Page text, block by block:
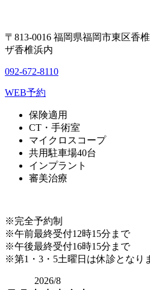
〒813-0016 福岡県福岡市東区香
ザ香椎浜内
092-672-8110
WEB予約
保険適用
CT・手術室
マイクロスコープ
共用駐車場40台
インプラント
審美治療
※完全予約制
※午前最終受付12時15分まで
※午後最終受付16時15分まで
※第1・3・5土曜日は休診となり
2026/8